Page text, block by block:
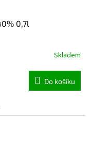
0,7l
Skladem
Do košíku